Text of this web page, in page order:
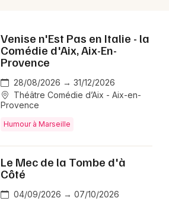
Venise n'Est Pas en Italie - la
Comédie d'Aix, Aix-En-
Provence
28/08/2026 → 31/12/2026
Théâtre Comédie d’Aix - Aix-en-
Provence
Humour à Marseille
Le Mec de la Tombe d'à
Côté
04/09/2026 → 07/10/2026